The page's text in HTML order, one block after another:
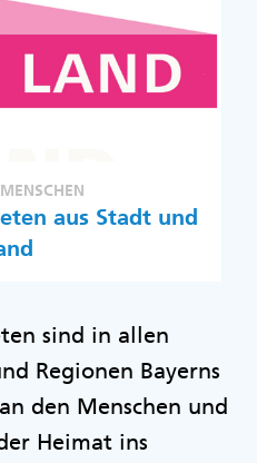
aus Stadt und
sind in allen
Regionen Bayerns
den Menschen und
Heimat ins